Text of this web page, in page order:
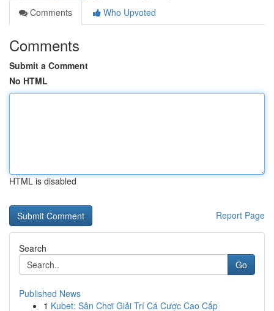
Comments
Who Upvoted
Comments
Submit a Comment
No HTML
HTML is disabled
Report Page
Search
Go
Published News
1 Kubet: Sân Chơi Giải Trí Cá Cược Cao Cấp